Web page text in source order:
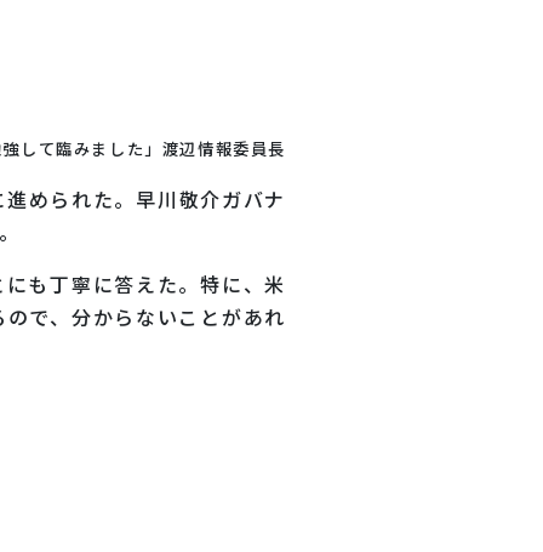
して臨みました」渡辺情報委員長
められた。早川敬介ガバナ
も丁寧に答えた。特に、米
で、分からないことがあれ